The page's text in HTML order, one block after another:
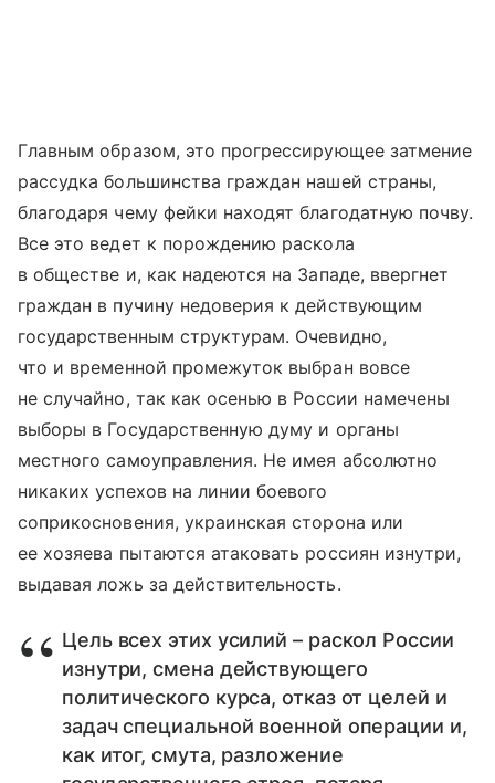
Главным образом, это прогрессирующее затмение
рассудка большинства граждан нашей страны,
благодаря чему фейки находят благодатную почву.
Все это ведет к порождению раскола
в обществе и, как надеются на Западе, ввергнет
граждан в пучину недоверия к действующим
государственным структурам. Очевидно,
что и временной промежуток выбран вовсе
не случайно, так как осенью в России намечены
выборы в Государственную думу и органы
местного самоуправления. Не имея абсолютно
никаких успехов на линии боевого
соприкосновения, украинская сторона или
ее хозяева пытаются атаковать россиян изнутри,
выдавая ложь за действительность.
Цель всех этих усилий – раскол России
изнутри, смена действующего
политического курса, отказ от целей и
задач специальной военной операции и,
как итог, смута, разложение